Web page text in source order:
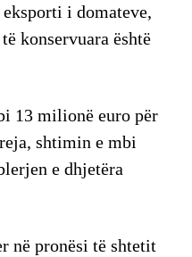
i domateve,
konservuara është
13 milionë euro për
shtimin e mbi
e dhjetëra
në pronësi të shtetit